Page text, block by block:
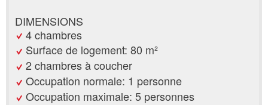
DIMENSIONS
4 chambres
Surface de logement: 80 m²
2 chambres à coucher
Occupation normale: 1 personne
Occupation maximale: 5 personnes